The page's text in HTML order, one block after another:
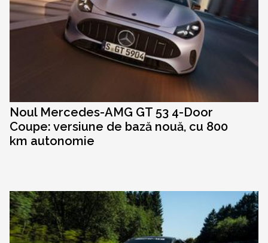
Noul Mercedes-AMG GT 53 4-Door
Coupe: versiune de bază nouă, cu 800
km autonomie